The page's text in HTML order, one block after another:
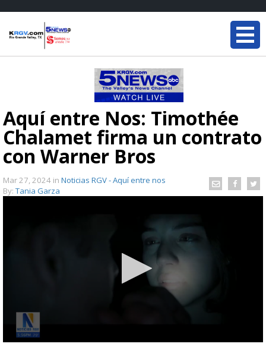
Aquí entre Nos: Timothée
Chalamet firma un contrato
con Warner Bros
Mar 27, 2024 in Noticias RGV - Aquí entre nos
By: Tania Garza